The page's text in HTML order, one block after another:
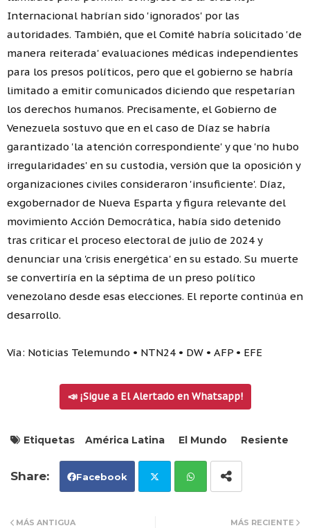
Internacional habrían sido 'ignorados' por las
autoridades. También, que el Comité habría solicitado 'de
manera reiterada' evaluaciones médicas independientes
para los presos políticos, pero que el gobierno se habría
limitado a emitir comunicados diciendo que respetarían
los derechos humanos. Precisamente, el Gobierno de
Venezuela sostuvo que en el caso de Díaz se habría
garantizado 'la atención correspondiente' y que 'no hubo
irregularidades' en su custodia, versión que la oposición y
organizaciones civiles consideraron 'insuficiente'. Díaz,
exgobernador de Nueva Esparta y figura relevante del
movimiento Acción Democrática, había sido detenido
tras criticar el proceso electoral de julio de 2024 y
denunciar una 'crisis energética' en su estado. Su muerte
se convertiría en la séptima de un preso político
venezolano desde esas elecciones. El reporte continúa en
desarrollo.
Vía: Noticias Telemundo • NTN24 • DW • AFP • EFE
📣 ¡Sigue a El Alertado en Whatsapp!
Etiquetas América Latina El Mundo Resiente
Facebook
MÁS RECIENTE
MÁS ANTIGUA